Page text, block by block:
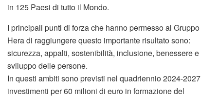
in 125 Paesi di tutto il Mondo.
I principali punti di forza che hanno permesso al Gruppo
Hera di raggiungere questo importante risultato sono:
sicurezza, appalti, sostenibilità, inclusione, benessere e
sviluppo delle persone.
In questi ambiti sono previsti nel quadriennio 2024-2027
investimenti per 60 milioni di euro in formazione del